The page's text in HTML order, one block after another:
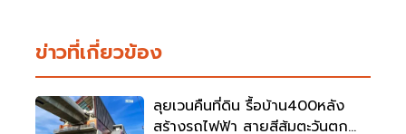
ข่าวที่เกี่ยวข้อง
ลุยเวนคืนที่ดิน รื้อบ้าน400หลัง
สร้างรถไฟฟ้า สายสีส้มตะวันตก